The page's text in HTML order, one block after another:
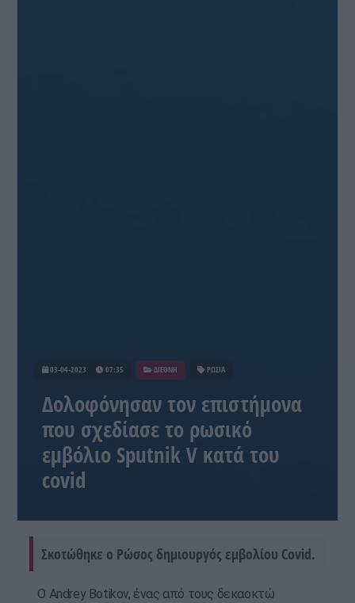
03-04-2023 07:35 ΔΙΕΘΝΗ ΡΩΣΙΑ
Δολοφόνησαν τον επιστήμονα
που σχεδίασε το ρωσικό
εμβόλιο Sputnik V κατά του
covid
Σκοτώθηκε ο Ρώσος δημιουργός εμβολίου Covid.
Ο Andrey Botikov, ένας από τους δεκαοκτώ